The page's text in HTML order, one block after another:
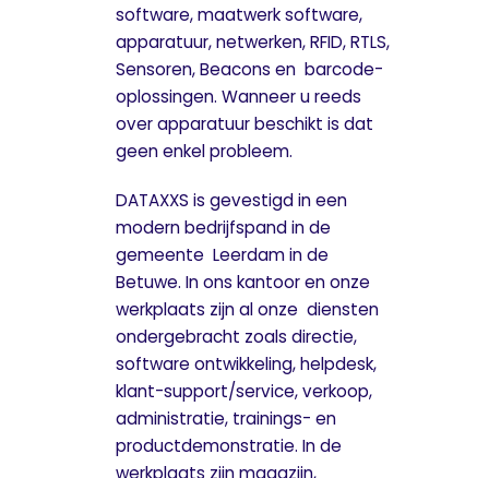
software, maatwerk software,
apparatuur, netwerken, RFID, RTLS,
Sensoren, Beacons en barcode-
oplossingen. Wanneer u reeds
over apparatuur beschikt is dat
geen enkel probleem.
DATAXXS is gevestigd in een
modern bedrijfspand in de
gemeente Leerdam in de
Betuwe. In ons kantoor en onze
werkplaats zijn al onze diensten
ondergebracht zoals directie,
software ontwikkeling, helpdesk,
klant-support/service, verkoop,
administratie, trainings- en
productdemonstratie. In de
werkplaats zijn magazijn,